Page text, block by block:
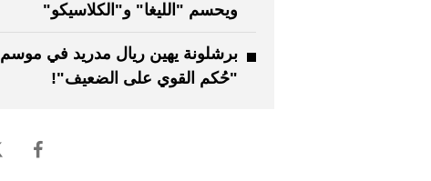
ويحسم "الليغا" و"الكلاسيكو"
برشلونة يهين ريال مدريد في موسم
"حُكم القوي على الضعيف"!